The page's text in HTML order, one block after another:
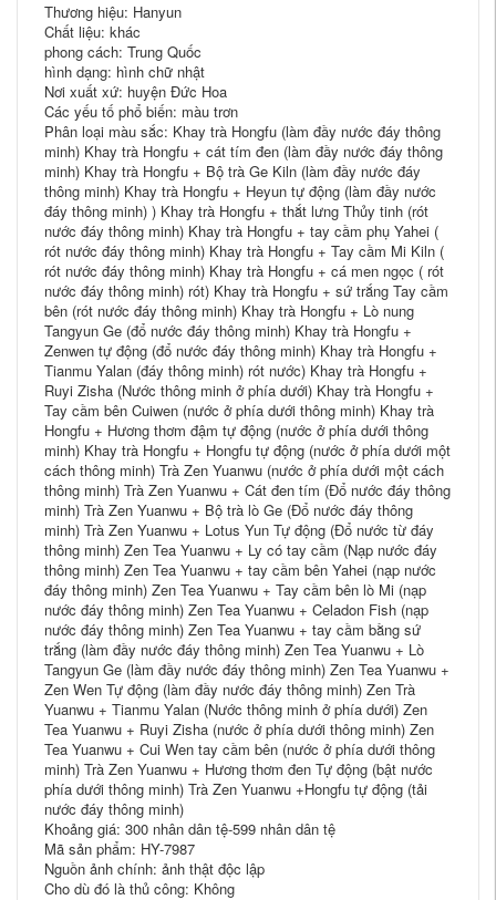
Thương hiệu: Hanyun
Chất liệu: khác
phong cách: Trung Quốc
hình dạng: hình chữ nhật
Nơi xuất xứ: huyện Đức Hoa
Các yếu tố phổ biến: màu trơn
Phân loại màu sắc: Khay trà Hongfu (làm đầy nước đáy thông
minh) Khay trà Hongfu + cát tím đen (làm đầy nước đáy thông
minh) Khay trà Hongfu + Bộ trà Ge Kiln (làm đầy nước đáy
thông minh) Khay trà Hongfu + Heyun tự động (làm đầy nước
đáy thông minh) ) Khay trà Hongfu + thắt lưng Thủy tinh (rót
nước đáy thông minh) Khay trà Hongfu + tay cầm phụ Yahei (
rót nước đáy thông minh) Khay trà Hongfu + Tay cầm Mi Kiln (
rót nước đáy thông minh) Khay trà Hongfu + cá men ngọc ( rót
nước đáy thông minh) rót) Khay trà Hongfu + sứ trắng Tay cầm
bên (rót nước đáy thông minh) Khay trà Hongfu + Lò nung
Tangyun Ge (đổ nước đáy thông minh) Khay trà Hongfu +
Zenwen tự động (đổ nước đáy thông minh) Khay trà Hongfu +
Tianmu Yalan (đáy thông minh) rót nước) Khay trà Hongfu +
Ruyi Zisha (Nước thông minh ở phía dưới) Khay trà Hongfu +
Tay cầm bên Cuiwen (nước ở phía dưới thông minh) Khay trà
Hongfu + Hương thơm đậm tự động (nước ở phía dưới thông
minh) Khay trà Hongfu + Hongfu tự động (nước ở phía dưới một
cách thông minh) Trà Zen Yuanwu (nước ở phía dưới một cách
thông minh) Trà Zen Yuanwu + Cát đen tím (Đổ nước đáy thông
minh) Trà Zen Yuanwu + Bộ trà lò Ge (Đổ nước đáy thông
minh) Trà Zen Yuanwu + Lotus Yun Tự động (Đổ nước từ đáy
thông minh) Zen Tea Yuanwu + Ly có tay cầm (Nạp ​​nước đáy
thông minh) Zen Tea Yuanwu + tay cầm bên Yahei (nạp nước
đáy thông minh) Zen Tea Yuanwu + Tay cầm bên lò Mi (nạp
nước đáy thông minh) Zen Tea Yuanwu + Celadon Fish (nạp
nước đáy thông minh) Zen Tea Yuanwu + tay cầm bằng sứ
trắng (làm đầy nước đáy thông minh) Zen Tea Yuanwu + Lò
Tangyun Ge (làm đầy nước đáy thông minh) Zen Tea Yuanwu +
Zen Wen Tự động (làm đầy nước đáy thông minh) Zen Trà
Yuanwu + Tianmu Yalan (Nước thông minh ở phía dưới) Zen
Tea Yuanwu + Ruyi Zisha (nước ở phía dưới thông minh) Zen
Tea Yuanwu + Cui Wen tay cầm bên (nước ở phía dưới thông
minh) Trà Zen Yuanwu + Hương thơm đen Tự động (bật nước
phía dưới thông minh) Trà Zen Yuanwu +Hongfu tự động (tải
nước đáy thông minh)
Khoảng giá: 300 nhân dân tệ-599 nhân dân tệ
Mã sản phẩm: HY-7987
Nguồn ảnh chính: ảnh thật độc lập
Cho dù đó là thủ công: Không